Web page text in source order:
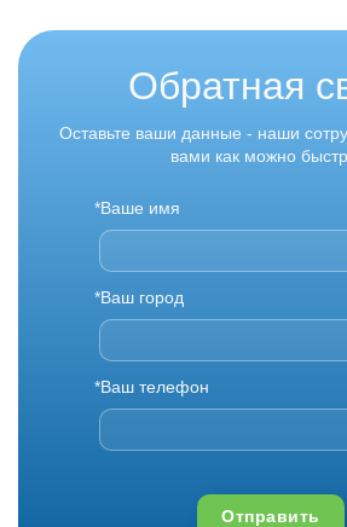
Обратная
Оставьте ваши данные - наши
вами как можно
*Ваше имя
*Ваш город
*Ваш телефон
Отправить